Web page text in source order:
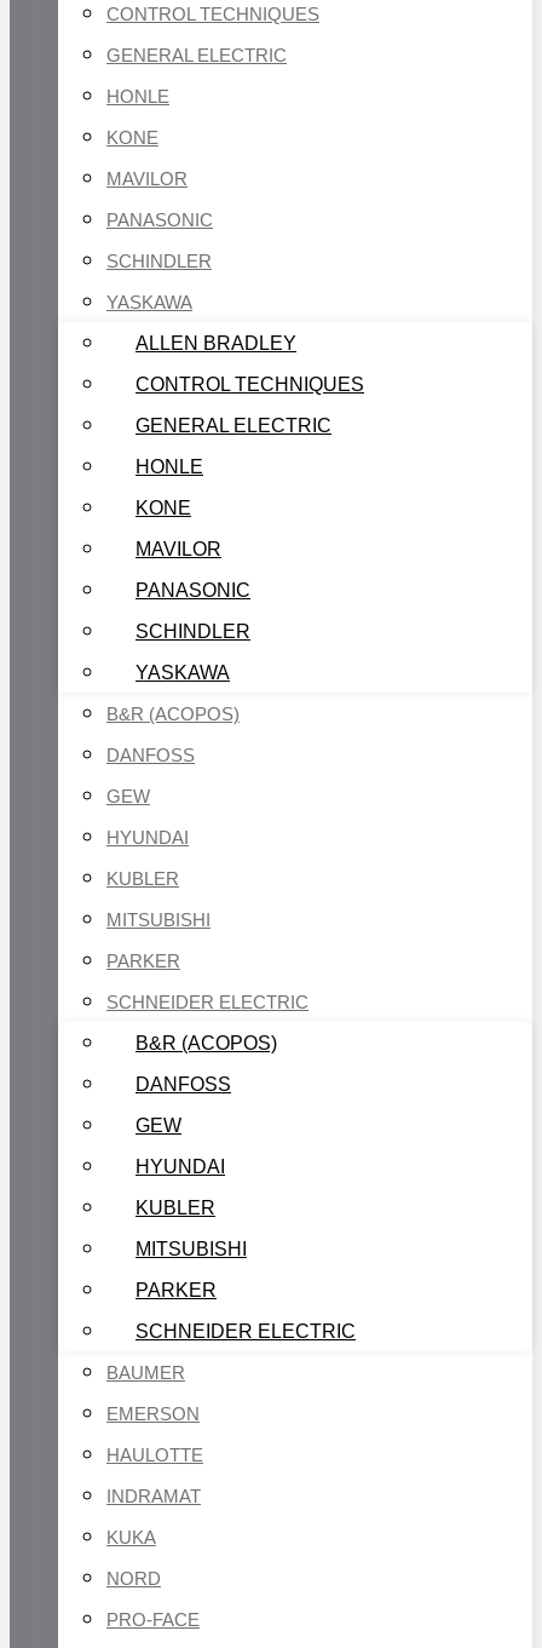
CONTROL TECHNIQUES
GENERAL ELECTRIC
HONLE
KONE
MAVILOR
PANASONIC
SCHINDLER
YASKAWA
ALLEN BRADLEY
CONTROL TECHNIQUES
GENERAL ELECTRIC
HONLE
KONE
MAVILOR
PANASONIC
SCHINDLER
YASKAWA
B&R (ACOPOS)
DANFOSS
GEW
HYUNDAI
KUBLER
MITSUBISHI
PARKER
SCHNEIDER ELECTRIC
B&R (ACOPOS)
DANFOSS
GEW
HYUNDAI
KUBLER
MITSUBISHI
PARKER
SCHNEIDER ELECTRIC
BAUMER
EMERSON
HAULOTTE
INDRAMAT
KUKA
NORD
PRO-FACE